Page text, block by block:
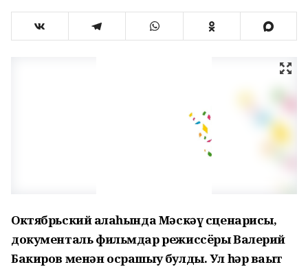
Октябрьский ҡалаһында Мәскәү сценарисы,
документаль фильмдар режиссёры Валерий
Бакиров менән осрашыу булды. Ул һәр ваҡыт